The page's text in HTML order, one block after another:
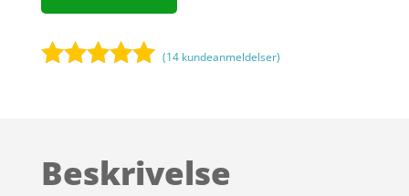
kundebedøm
(14 kundeanmeldelser)
Beskrivelse